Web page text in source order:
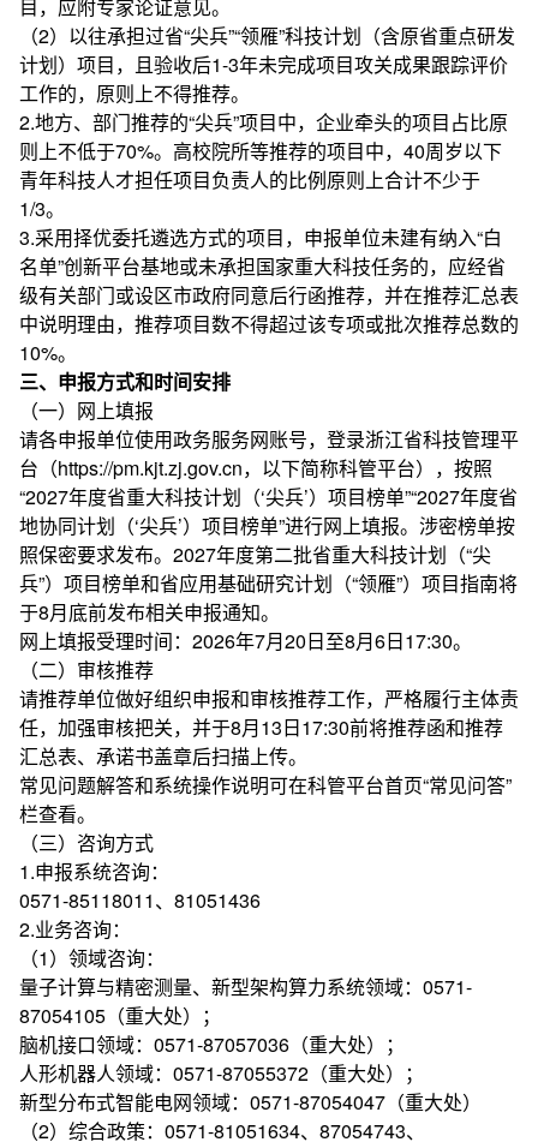
目，应附专家论证意见。
（2）以往承担过省“尖兵”“领雁”科技计划（含原省重点研发
计划）项目，且验收后1-3年未完成项目攻关成果跟踪评价
工作的，原则上不得推荐。
2.地方、部门推荐的“尖兵”项目中，企业牵头的项目占比原
则上不低于70%。高校院所等推荐的项目中，40周岁以下
青年科技人才担任项目负责人的比例原则上合计不少于
1/3。
3.采用择优委托遴选方式的项目，申报单位未建有纳入“白
名单”创新平台基地或未承担国家重大科技任务的，应经省
级有关部门或设区市政府同意后行函推荐，并在推荐汇总表
中说明理由，推荐项目数不得超过该专项或批次推荐总数的
10%。
三、申报方式和时间安排
（一）网上填报
请各申报单位使用政务服务网账号，登录浙江省科技管理平
台（https://pm.kjt.zj.gov.cn，以下简称科管平台），按照
“2027年度省重大科技计划（‘尖兵’）项目榜单”“2027年度省
地协同计划（‘尖兵’）项目榜单”进行网上填报。涉密榜单按
照保密要求发布。2027年度第二批省重大科技计划（“尖
兵”）项目榜单和省应用基础研究计划（“领雁”）项目指南将
于8月底前发布相关申报通知。
网上填报受理时间：2026年7月20日至8月6日17:30。
（二）审核推荐
请推荐单位做好组织申报和审核推荐工作，严格履行主体责
任，加强审核把关，并于8月13日17:30前将推荐函和推荐
汇总表、承诺书盖章后扫描上传。
常见问题解答和系统操作说明可在科管平台首页“常见问答”
栏查看。
（三）咨询方式
1.申报系统咨询：
0571-85118011、81051436
2.业务咨询：
（1）领域咨询：
量子计算与精密测量、新型架构算力系统领域：0571-
87054105（重大处）；
脑机接口领域：0571-87057036（重大处）；
人形机器人领域：0571-87055372（重大处）；
新型分布式智能电网领域：0571-87054047（重大处）
（2）综合政策：0571-81051634、87054743、